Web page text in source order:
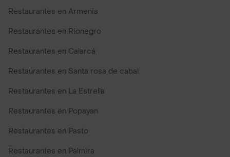
Restaurantes en Armenia
Restaurantes en Rionegro
Restaurantes en Calarcá
Restaurantes en Santa rosa de cabal
Restaurantes en La Estrella
Restaurantes en Popayan
Restaurantes en Pasto
Restaurantes en Palmira